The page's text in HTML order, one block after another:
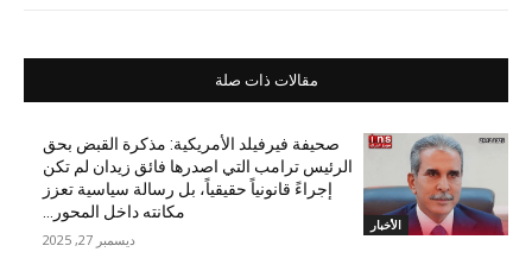
مقالات ذات صلة
الأخبار
صحيفة فيرفيلد الأمريكية: مذكرة القبض بحق
الرئيس ترامب التي اصدرها فائق زيدان لم تكن
إجراءً قانونياً حقيقياً، بل رسالة سياسية تعزز
مكانته داخل المحور...
ديسمبر 27, 2025